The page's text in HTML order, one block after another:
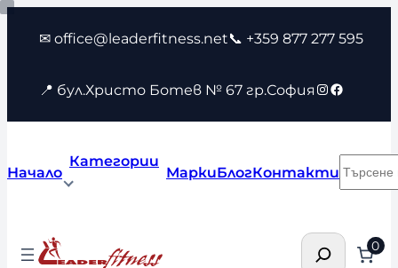
Към
съдържанието
✉ office@leaderfitness.net📞 +359 877 277 595
📍 бул.Христо Ботев № 67 гр.София Instagram
Facebook
Начало
Категории
МаркиБлогКонтакти
Търсене 0